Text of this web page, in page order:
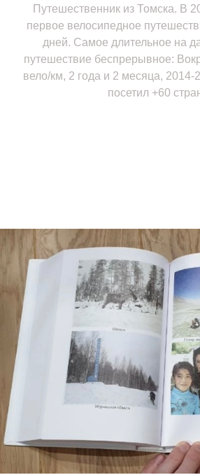
Путешественник из Томска. В
первое велосипедное
дней. Самое длительное на
путешествие беспрерывное:
вело/км, 2 года и 2 месяца, 2014-
посетил +60